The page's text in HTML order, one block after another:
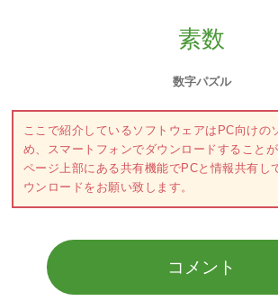
素数
数字パズル
ここで紹介しているソフトウェアはPC向けの
め、スマートフォンでダウンロードすることが
ページ上部にある共有機能でPCと情報共有し
ウンロードをお願い致します。
コメント